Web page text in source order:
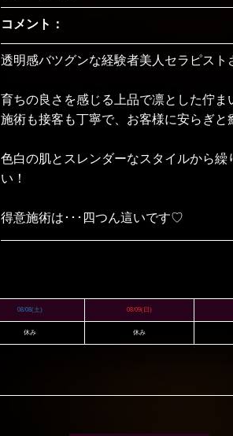
コメント：
透明感バツグンな経験者美人セラピスト
育ちの良さを感じる上品で凛とした佇ま
施術も接客も丁寧で、お客様に安らぎと
色白の肌とスレンダーなスタイルから
い！
得意施術は･･･四つん這いです♡
08/08(土) 08/09(日)
休み 休み